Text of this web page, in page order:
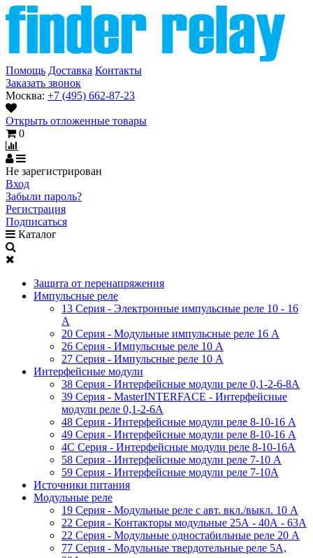
Помощь Доставка Контакты
Заказать звонок
Москва: +7 (495) 662-87-23
Открыть отложенные товары
0
Не зарегистрирован
Вход
Забыли пароль?
Регистрация
Подписаться
Каталог
Защита от перенапряжения
Импульсные реле
13 Серия - Электронные импульсные реле 10 - 16
A
20 Серия - Модульные импульсные реле 16 A
26 Серия - Импульсные реле 10 A
27 Серия - Импульсные реле 10 A
Интерфейсные модули
38 Cерия - Интерфейсные модули реле 0,1-2-6-8А
39 Cерия - MasterINTERFACE - Интерфейсные
модули реле 0,1-2-6А
48 Cерия - Интерфейсные модули реле 8-10-16 A
49 Серия - Интерфейсные модули реле 8-10-16 A
4C Серия - Интерфейсные модули реле 8-10-16А
58 Серия - Интерфейсные модули реле 7-10 A
59 Серия - Интерфейсные модули реле 7-10А
Источники питания
Модульные реле
19 Cерия - Модульные реле с авт. вкл./выкл. 10 A
22 Серия - Контакторы модульные 25А - 40А - 63А
22 Серия - Модульные одностабильные реле 20 A
77 Серия - Модульные твердотельные реле 5А,